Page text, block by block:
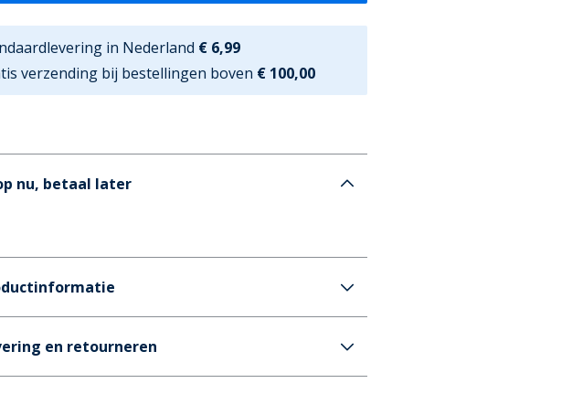
in Nederland € 6,99
verzending bij bestellingen boven € 100,00
nu, betaal later
JONES
JONES Jongens Regen Drie Pack T Shirts Zwart
en retourneren